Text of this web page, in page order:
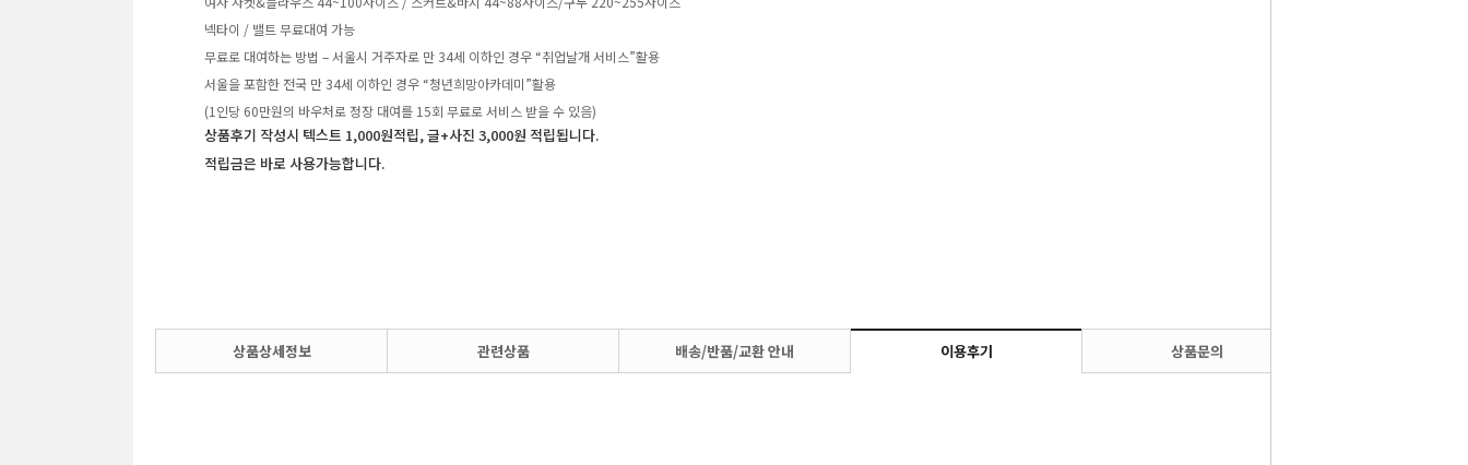
넥타이 / 밸트 무료대여 가능
무료로 대여하는 방법 – 서울시 거주자로 만 34세 이하인 경우 “취업날개 서비스”활용
서울을 포함한 전국 만 34세 이하인 경우 “청년희망아카데미”활용
(1인당 60만원의 바우처로 정장 대여를 15회 무료로 서비스 받을 수 있음)
상품후기 작성시 텍스트 1,000원적립, 글+사진 3,000원 적립됩니다.
적립금은 바로 사용가능합니다.
상품상세정보 관련상품 배송/반품/교환 안내 이용후기 상품문의